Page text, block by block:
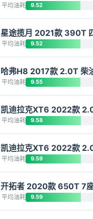
平均油耗 9.52
星途揽月 2021款 390T
平均油耗 9.52
哈弗H8 2017款 2.0T 柴
平均油耗 9.55
凯迪拉克XT6 2022款
平均油耗 9.58
凯迪拉克XT6 2022款
平均油耗 9.59
开拓者 2020款 650T 7
平均油耗 9.59